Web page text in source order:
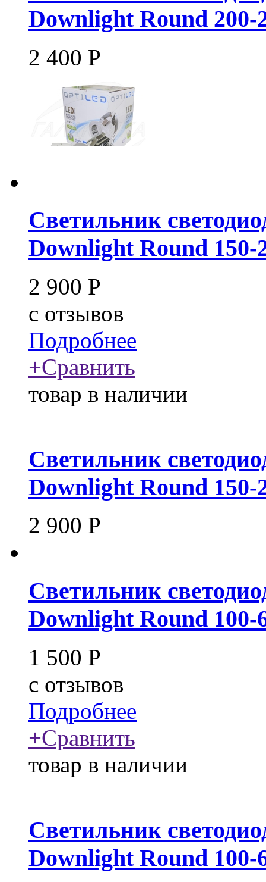
Downlight Round 200-
2 400 Р
Светильник
Downlight Round 150-
2 900 Р
c отзывов
Подробнее
+Сравнить
товар в наличии
Светильник
Downlight Round 150-
2 900 Р
Светильник
Downlight Round 100-
1 500 Р
c отзывов
Подробнее
+Сравнить
товар в наличии
Светильник
Downlight Round 100-